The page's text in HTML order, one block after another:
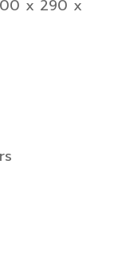
x 290 x